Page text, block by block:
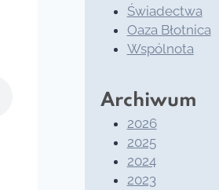
Świadectwa
Oaza Błotnica
Wspólnota
Archiwum
2026
2025
2024
2023